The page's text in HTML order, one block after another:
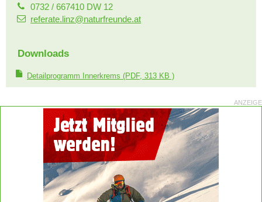
0732 / 667410 DW 12
referate.linz@naturfreunde.at
Downloads
Detailprogramm Innerkrems (PDF, 313 KB )
ANZEIGE